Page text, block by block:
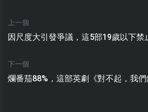
上一個
因尺度大引發爭議，這5部19歲以下禁
下一個
爛番茄88%，這部英劇《對不起，我